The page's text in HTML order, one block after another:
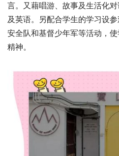
言。又藉唱游、故事及生活化
及英语。另配合学生的学习设
安全队和基督少年军等活动，
精神。